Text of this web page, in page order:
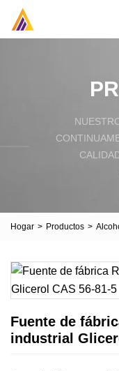
Hogar > Productos >
Fuente de
industrial